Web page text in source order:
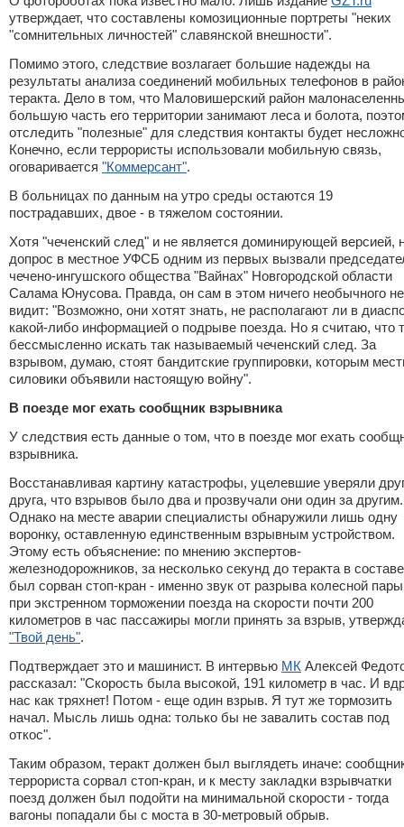
утверждает, что составлены комозиционные портреты "неких
"сомнительных личностей" славянской внешности".
Помимо этого, следствие возлагает большие надежды на
результаты анализа соединений мобильных телефонов в
теракта. Дело в том, что Маловишерский район
большую часть его территории занимают леса и болота,
отследить "полезные" для следствия контакты будет
Конечно, если террористы использовали мобильную связь,
оговаривается "Коммерсант".
В больницах по данным на утро среды остаются 19
пострадавших, двое - в тяжелом состоянии.
Хотя "чеченский след" и не является доминирующей версией,
допрос в местное УФСБ одним из первых вызвали
чечено-ингушского общества "Вайнах" Новгородской области
Салама Юнусова. Правда, он сам в этом ничего необычного не
видит: "Возможно, они хотят знать, не располагают ли в
какой-либо информацией о подрыве поезда. Но я считаю, что
бессмысленно искать так называемый чеченский след. За
взрывом, думаю, стоят бандитские группировки, которым
силовики объявили настоящую войну".
В поезде мог ехать сообщник взрывника
У следствия есть данные о том, что в поезде мог ехать
взрывника.
Восстанавливая картину катастрофы, уцелевшие уверяли
друга, что взрывов было два и прозвучали они один за другим.
Однако на месте аварии специалисты обнаружили лишь одну
воронку, оставленную единственным взрывным устройством.
Этому есть объяснение: по мнению экспертов-
железнодорожников, за несколько секунд до теракта в составе
был сорван стоп-кран - именно звук от разрыва колесной пары
при экстренном торможении поезда на скорости почти 200
километров в час пассажиры могли принять за взрыв,
"Твой день".
Подтверждает это и машинист. В интервью МК Алексей
рассказал: "Скорость была высокой, 191 километр в час. И
нас как тряхнет! Потом - еще один взрыв. Я тут же тормозить
начал. Мысль лишь одна: только бы не завалить состав под
откос".
Таким образом, теракт должен был выглядеть иначе:
террориста сорвал стоп-кран, и к месту закладки взрывчатки
поезд должен был подойти на минимальной скорости - тогда
вагоны попадали бы с моста в 30-метровый обрыв.